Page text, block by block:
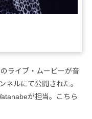
ライブ・ムービーが音
ネルにて公開された。
が担当。こちら